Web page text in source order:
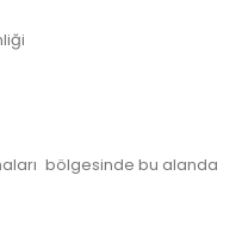
bölgesinde bu alanda